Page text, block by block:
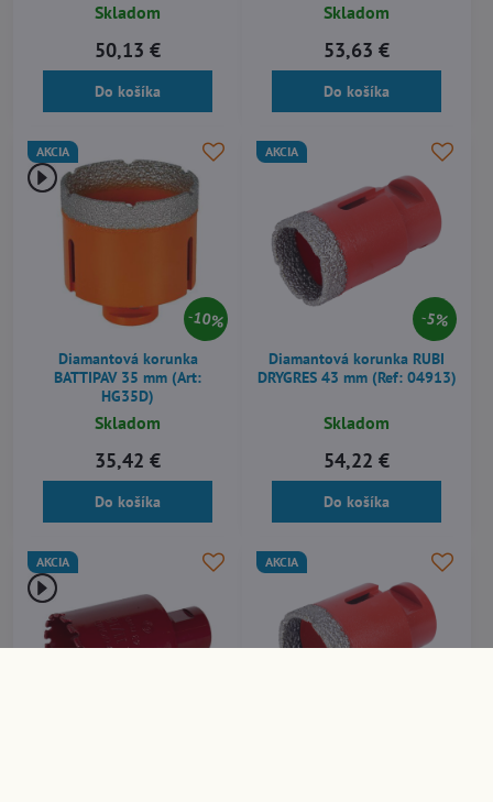
Skladom
50,13 €
Do košíka
Skladom
53,63 €
Do košíka
10%
AKCIA
Diamantová korunka
BATTIPAV 35 mm (Art:
HG35D)
Skladom
35,42 €
Do košíka
5%
AKCIA
Diamantová korunka RUBI
DRYGRES 43 mm (Ref: 04913)
Skladom
54,22 €
Do košíka
AKCIA AKCIA